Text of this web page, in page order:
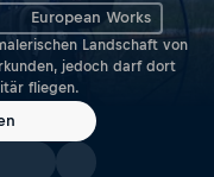
European Works
Landschaft von
jedoch darf dort
fliegen.